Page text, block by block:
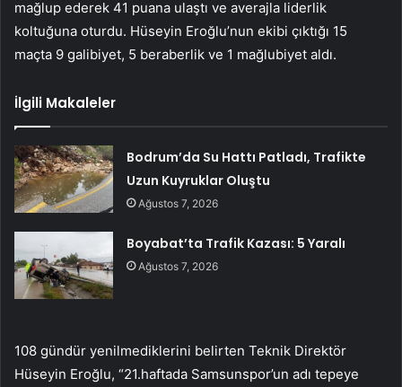
mağlup ederek 41 puana ulaştı ve averajla liderlik
koltuğuna oturdu. Hüseyin Eroğlu’nun ekibi çıktığı 15
maçta 9 galibiyet, 5 beraberlik ve 1 mağlubiyet aldı.
İlgili Makaleler
Bodrum’da Su Hattı Patladı, Trafikte
Uzun Kuyruklar Oluştu
Ağustos 7, 2026
Boyabat’ta Trafik Kazası: 5 Yaralı
Ağustos 7, 2026
108 gündür yenilmediklerini belirten Teknik Direktör
Hüseyin Eroğlu, “21.haftada Samsunspor’un adı tepeye